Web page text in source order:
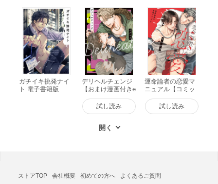
ガチイキ挑発ナイ
ト 電子書籍版
デリヘルチェンジ
【おまけ漫画付きe
bookjapan限定版】
電子書籍版
試し読み
運命論者の恋愛マ
ニュアル【コミッ
クス版】【電子限
定描き下ろし漫画
付き】 電子書籍版
試し読み
ストアTOP 会社概要 初めての方へ
よくあるご質問